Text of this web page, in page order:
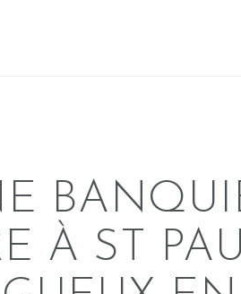
CATEGORIES
À ST